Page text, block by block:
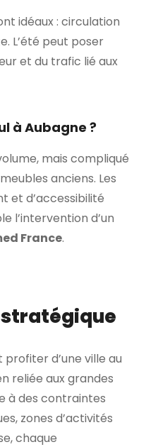
idéaux : circulation
L’été peut poser
et du trafic lié aux
à Aubagne ?
mais compliqué
anciens. Les
et d’accessibilité
l’intervention d’un
France.
profiter d’une ville au
reliée aux grandes
à des contraintes
zones d’activités
chaque